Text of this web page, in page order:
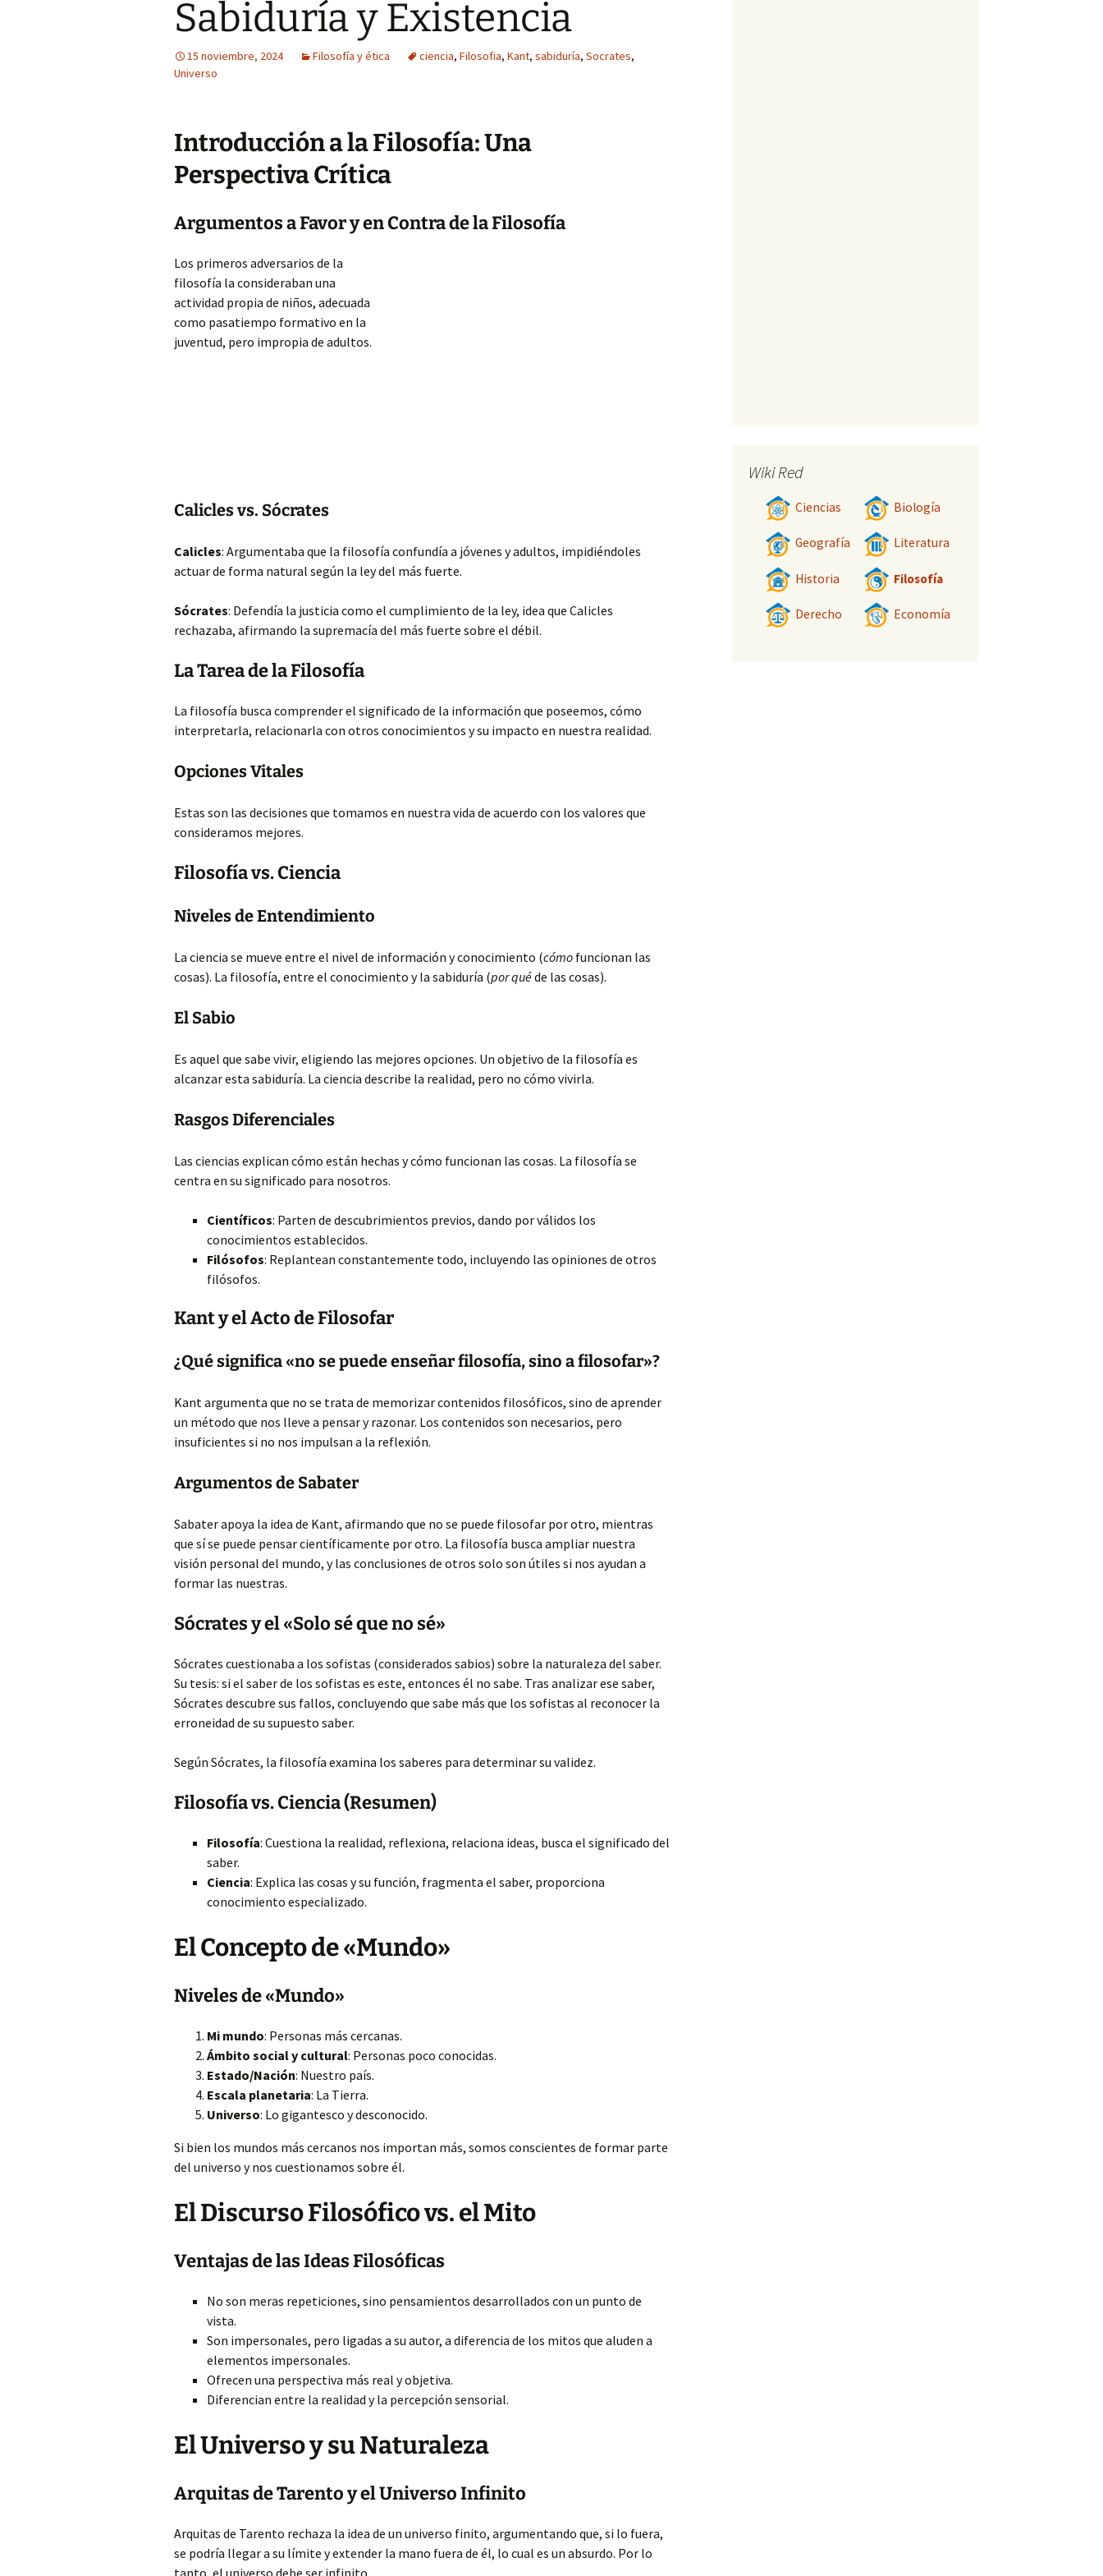
Sabiduría y Existencia
15 noviembre, 2024 Filosofía y ética ciencia, Filosofia, Kant, sabiduría, Socrates,
Universo
Introducción a la Filosofía: Una
Perspectiva Crítica
Argumentos a Favor y en Contra de la Filosofía
Los primeros adversarios de la
filosofía la consideraban una
actividad propia de niños, adecuada
como pasatiempo formativo en la
juventud, pero impropia de adultos.
Calicles vs. Sócrates
Calicles: Argumentaba que la filosofía confundía a jóvenes y adultos, impidiéndoles
actuar de forma natural según la ley del más fuerte.
Sócrates: Defendía la justicia como el cumplimiento de la ley, idea que Calicles
rechazaba, afirmando la supremacía del más fuerte sobre el débil.
La Tarea de la Filosofía
La filosofía busca comprender el significado de la información que poseemos, cómo
interpretarla, relacionarla con otros conocimientos y su impacto en nuestra realidad.
Opciones Vitales
Estas son las decisiones que tomamos en nuestra vida de acuerdo con los valores que
consideramos mejores.
Filosofía vs. Ciencia
Niveles de Entendimiento
La ciencia se mueve entre el nivel de información y conocimiento (cómo funcionan las
cosas). La filosofía, entre el conocimiento y la sabiduría (por quéde las cosas).
El Sabio
Es aquel que sabe vivir, eligiendo las mejores opciones. Un objetivo de la filosofía es
alcanzar esta sabiduría. La ciencia describe la realidad, pero no cómo vivirla.
Rasgos Diferenciales
Las ciencias explican cómo están hechas y cómo funcionan las cosas. La filosofía se
centra en su significado para nosotros.
Científicos: Parten de descubrimientos previos, dando por válidos los
conocimientos establecidos.
Filósofos: Replantean constantemente todo, incluyendo las opiniones de otros
filósofos.
Kant y el Acto de Filosofar
¿Qué significa «no se puede enseñar filosofía, sino a filosofar»?
Kant argumenta que no se trata de memorizar contenidos filosóficos, sino de aprender
un método que nos lleve a pensar y razonar. Los contenidos son necesarios, pero
insuficientes si no nos impulsan a la reflexión.
Argumentos de Sabater
Sabater apoya la idea de Kant, afirmando que no se puede filosofar por otro, mientras
que sí se puede pensar científicamente por otro. La filosofía busca ampliar nuestra
visión personal del mundo, y las conclusiones de otros solo son útiles si nos ayudan a
formar las nuestras.
Sócrates y el «Solo sé que no sé»
Sócrates cuestionaba a los sofistas (considerados sabios) sobre la naturaleza del saber.
Su tesis: si el saber de los sofistas es este, entonces él no sabe. Tras analizar ese saber,
Sócrates descubre sus fallos, concluyendo que sabe más que los sofistas al reconocer la
erroneidad de su supuesto saber.
Según Sócrates, la filosofía examina los saberes para determinar su validez.
Filosofía vs. Ciencia (Resumen)
Filosofía: Cuestiona la realidad, reflexiona, relaciona ideas, busca el significado del
saber.
Ciencia: Explica las cosas y su función, fragmenta el saber, proporciona
conocimiento especializado.
El Concepto de «Mundo»
Niveles de «Mundo»
Mi mundo: Personas más cercanas.
Ámbito social y cultural: Personas poco conocidas.
Estado/Nación: Nuestro país.
Escala planetaria: La Tierra.
Universo: Lo gigantesco y desconocido.
Si bien los mundos más cercanos nos importan más, somos conscientes de formar parte
del universo y nos cuestionamos sobre él.
El Discurso Filosófico vs. el Mito
Ventajas de las Ideas Filosóficas
No son meras repeticiones, sino pensamientos desarrollados con un punto de
vista.
Son impersonales, pero ligadas a su autor, a diferencia de los mitos que aluden a
elementos impersonales.
Ofrecen una perspectiva más real y objetiva.
Diferencian entre la realidad y la percepción sensorial.
El Universo y su Naturaleza
Arquitas de Tarento y el Universo Infinito
Arquitas de Tarento rechaza la idea de un universo finito, argumentando que, si lo fuera,
se podría llegar a su límite y extender la mano fuera de él, lo cual es un absurdo. Por lo
tanto, el universo debe ser infinito.
Wiki Red
Ciencias Biología
Geografía Literatura
Historia Filosofía
Derecho Economía